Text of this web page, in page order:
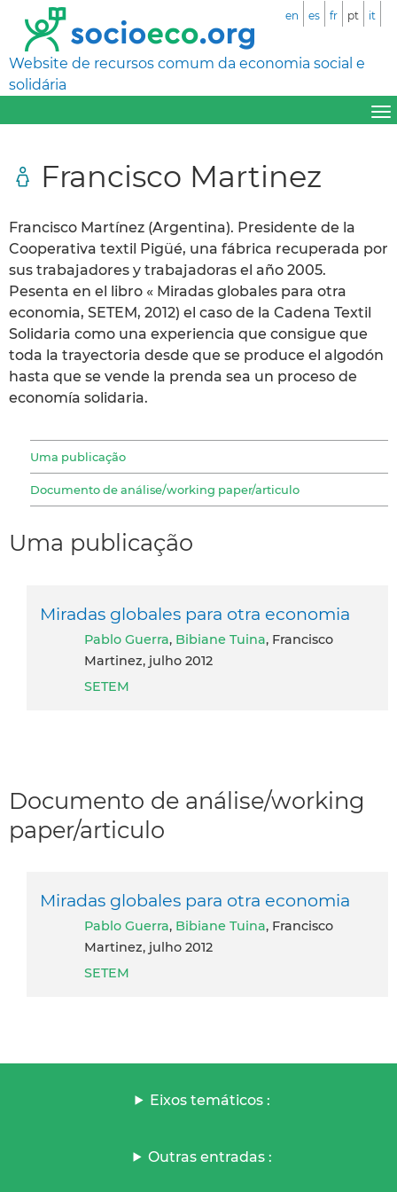
Website de recursos comum da economia social e
solidária
en es fr pt it
Francisco Martinez
Francisco Martínez (Argentina). Presidente de la
Cooperativa textil Pigüé, una fábrica recuperada por
sus trabajadores y trabajadoras el año 2005.
Pesenta en el libro « Miradas globales para otra
economia, SETEM, 2012) el caso de la Cadena Textil
Solidaria como una experiencia que consigue que
toda la trayectoria desde que se produce el algodón
hasta que se vende la prenda sea un proceso de
economía solidaria.
Uma publicação
Documento de análise/working paper/articulo
Uma publicação
Miradas globales para otra economia
Pablo Guerra, Bibiane Tuina, Francisco
Martinez, julho 2012
SETEM
Documento de análise/working
paper/articulo
Miradas globales para otra economia
Pablo Guerra, Bibiane Tuina, Francisco
Martinez, julho 2012
SETEM
Eixos temáticos :
Outras entradas :